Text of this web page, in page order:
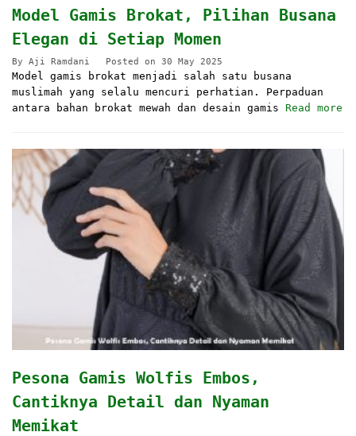
Model Gamis Brokat, Pilihan Busana
Elegan di Setiap Momen
By Aji Ramdani Posted on 30 May 2025
Model gamis brokat menjadi salah satu busana
muslimah yang selalu mencuri perhatian. Perpaduan
antara bahan brokat mewah dan desain gamis Read more
Pesona Gamis Wolfis Embos,
Cantiknya Detail dan Nyaman
Memikat